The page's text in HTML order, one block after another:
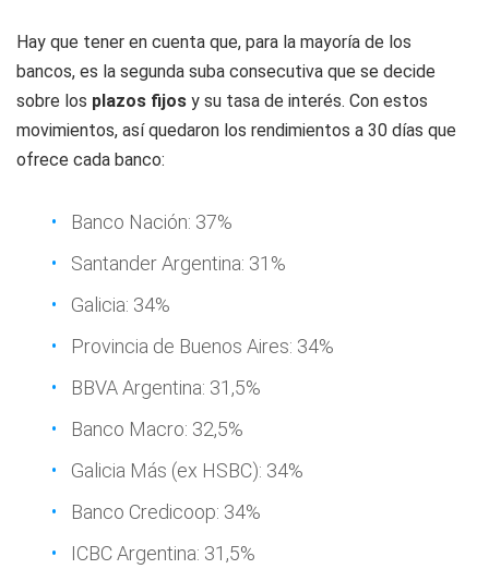
Hay que tener en cuenta que, para la mayoría de los
bancos, es la segunda suba consecutiva que se decide
sobre los plazos fijos y su tasa de interés. Con estos
movimientos, así quedaron los rendimientos a 30 días que
ofrece cada banco:
Banco Nación: 37%
Santander Argentina: 31%
Galicia: 34%
Provincia de Buenos Aires: 34%
BBVA Argentina: 31,5%
Banco Macro: 32,5%
Galicia Más (ex HSBC): 34%
Banco Credicoop: 34%
ICBC Argentina: 31,5%